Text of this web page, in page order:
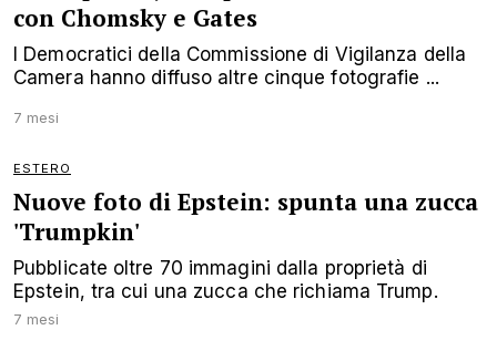
con Chomsky e Gates
I Democratici della Commissione di Vigilanza della
Camera hanno diffuso altre cinque fotografie ...
7 mesi
ESTERO
Nuove foto di Epstein: spunta una zucca
'Trumpkin'
Pubblicate oltre 70 immagini dalla proprietà di
Epstein, tra cui una zucca che richiama Trump.
7 mesi